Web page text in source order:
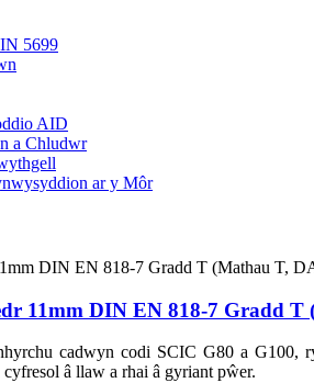
5699
AID
a Chludwr
ar y Môr
11mm DIN EN 818-7 Gradd
cadwyn codi SCIC G80 a
â llaw a rhai â gyriant pŵer.